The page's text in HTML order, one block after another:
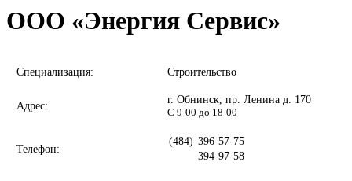
ООО «Энергия Сервис»
Специализация: Строительство
Адрес: г. Обнинск, пр. Ленина д. 170
С 9-00 до 18-00
Телефон:
(484) 396-57-75
394-97-58